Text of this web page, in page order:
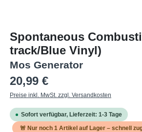
Spontaneous
track/Blue Vinyl)
Mos Generator
Regulärer Preis:
20,99 €
Preise inkl. MwSt. zzgl. Versandkosten
Sofort verfügbar, Lieferzeit: 1-3 Tage
🚨 Nur noch 1 Artikel auf Lager – schnell